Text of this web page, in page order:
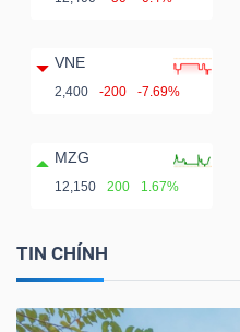
VNE
2,400 -200 -7.69%
MZG
12,150 200 1.67%
TIN CHÍNH